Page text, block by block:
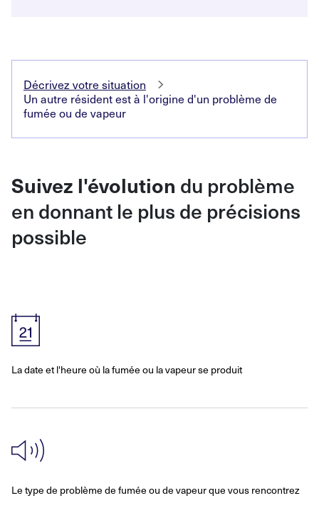
Décrivez votre situation
Un autre résident est à l'origine d'un problème de
fumée ou de vapeur
Suivez l'évolution du problème
en donnant le plus de précisions
possible
La date et l'heure où la fumée ou la vapeur se produit
Le type de problème de fumée ou de vapeur que vous rencontrez